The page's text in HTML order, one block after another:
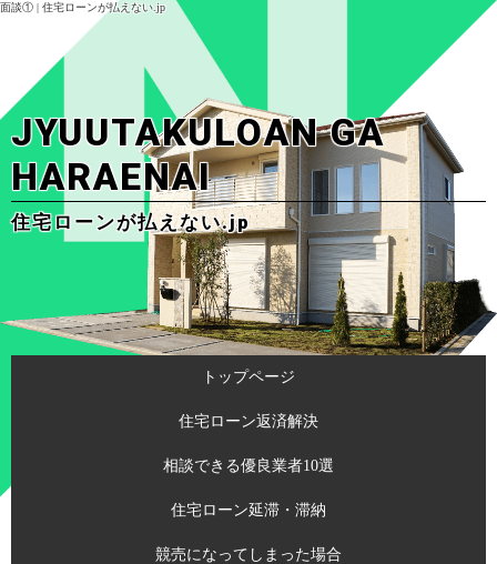
面談① | 住宅ローンが払えない.jp
JYUUTAKULOAN GA
HARAENAI
住宅ローンが払えない.jp
トップページ
住宅ローン返済解決
相談できる優良業者10選
住宅ローン延滞・滞納
競売になってしまった場合